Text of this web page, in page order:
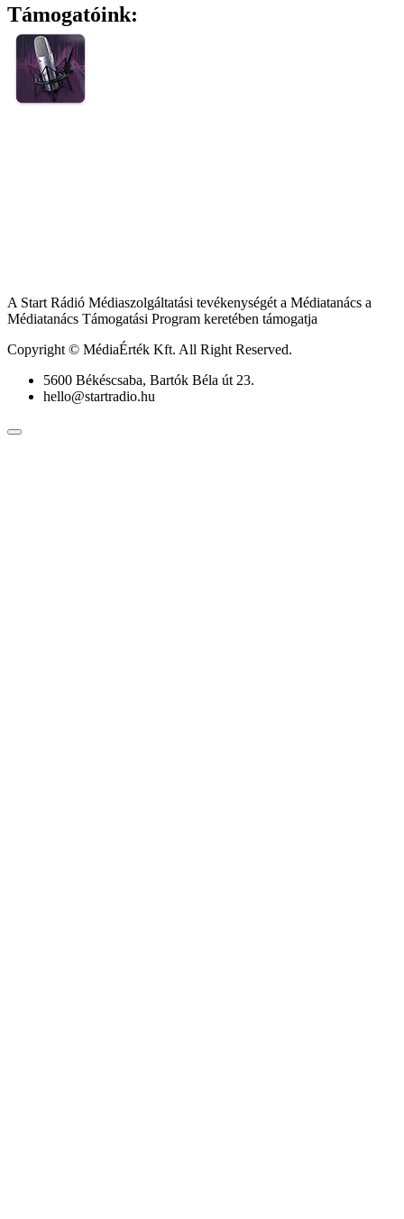
Támogatóink:
A Start Rádió Médiaszolgáltatási tevékenységét a Médiatanács a
Médiatanács Támogatási Program keretében támogatja
Copyright © MédiaÉrték Kft. All Right Reserved.
5600 Békéscsaba, Bartók Béla út 23.
hello@startradio.hu